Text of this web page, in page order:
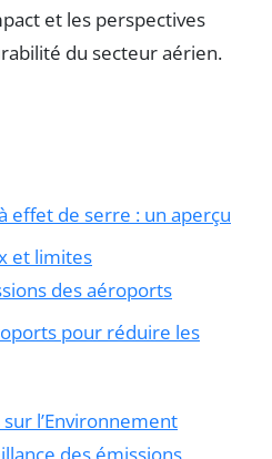
et les perspectives
du secteur aérien.
effet de serre : un aperçu
et limites
des aéroports
pour réduire les
l’Environnement